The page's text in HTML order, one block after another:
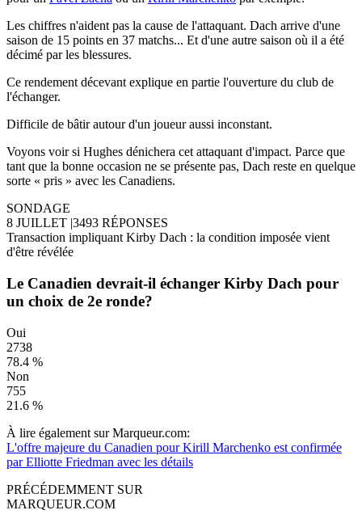
Les chiffres n'aident pas la cause de l'attaquant. Dach arrive d'une
saison de 15 points en 37 matchs... Et d'une autre saison où il a été
décimé par les blessures.
Ce rendement décevant explique en partie l'ouverture du club de
l'échanger.
Difficile de bâtir autour d'un joueur aussi inconstant.
Voyons voir si Hughes dénichera cet attaquant d'impact. Parce que
tant que la bonne occasion ne se présente pas, Dach reste en quelque
sorte « pris » avec les Canadiens.
SONDAGE
8 JUILLET |3493 RÉPONSES
Transaction impliquant Kirby Dach : la condition imposée vient
d'être révélée
Le Canadien devrait-il échanger Kirby Dach pour
un choix de 2e ronde?
Oui
2738
78.4 %
Non
755
21.6 %
À lire également sur Marqueur.com:
L'offre majeure du Canadien pour Kirill Marchenko est confirmée
par Elliotte Friedman avec les détails
PRÉCÉDEMMENT SUR
MARQUEUR.COM